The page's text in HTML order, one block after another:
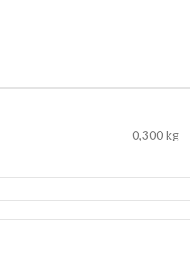
0,300 kg